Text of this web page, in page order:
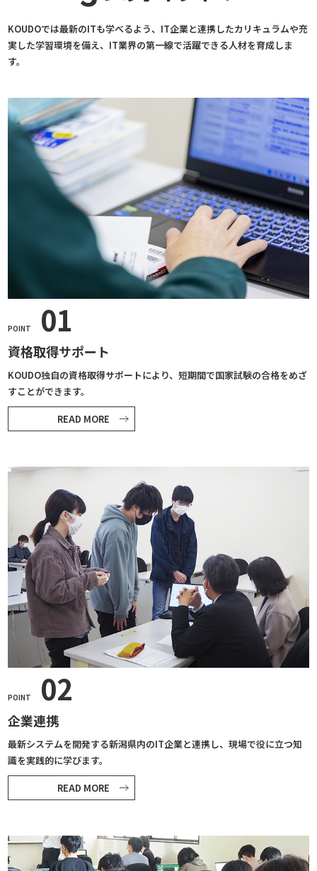
KOUDOでは最新のITも学べるよう、IT企業と連携したカリキュラムや充
実した学習環境を備え、IT業界の第一線で活躍できる人材を育成しま
す。
POINT 01
資格取得サポート
KOUDO独自の資格取得サポートにより、短期間で国家試験の合格をめざ
すことができます。
READ MORE
POINT 02
企業連携
最新システムを開発する新潟県内のIT企業と連携し、現場で役に立つ知
識を実践的に学びます。
READ MORE